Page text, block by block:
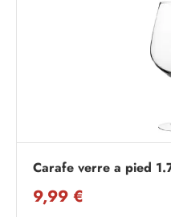
Carafe verre a pied
9,99 €